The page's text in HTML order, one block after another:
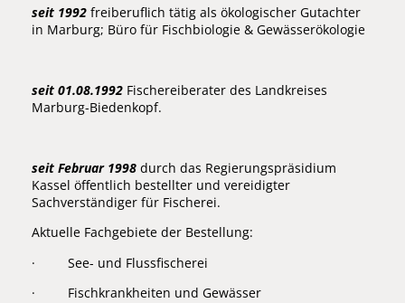
seit 1992 freiberuflich tätig als ökologischer Gutachter
in Marburg; Büro für Fischbiologie & Gewässerökologie
seit 01.08.1992 Fischereiberater des Landkreises
Marburg-Biedenkopf.
seit Februar 1998 durch das Regierungspräsidium
Kassel öffentlich bestellter und vereidigter
Sachverständiger für Fischerei.
Aktuelle Fachgebiete der Bestellung:
· See- und Flussfischerei
· Fischkrankheiten und Gewässer